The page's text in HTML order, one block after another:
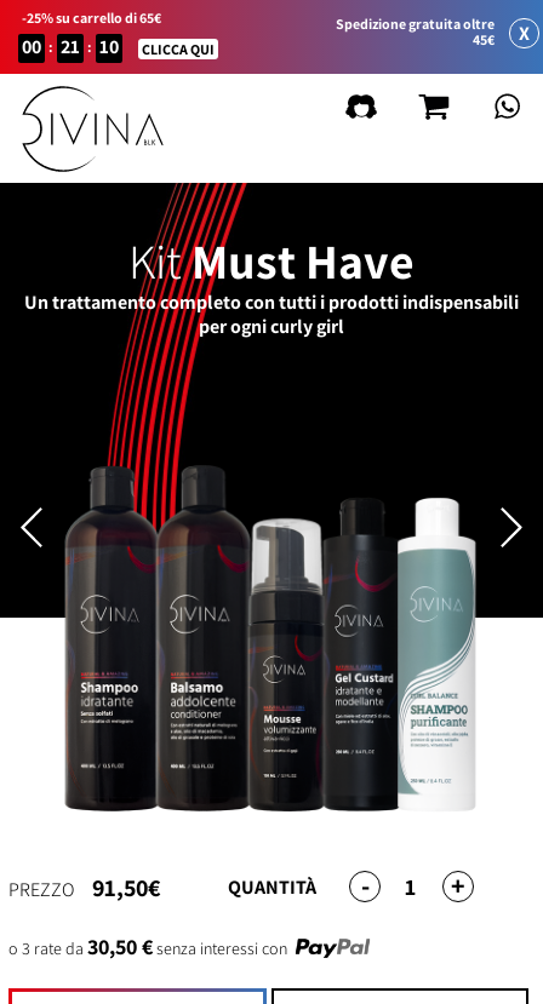
-25% su carrello di 65€
00 : 21 : 10 CLICCA QUI
Spedizione gratuita oltre
45€
X
KitMust Have
Un trattamento completo con tutti i prodotti indispensabili
per ogni curly girl
QUANTITÀ - 1 +
PREZZO 91,50€
o 3 rate da30,50 €senza interessi con